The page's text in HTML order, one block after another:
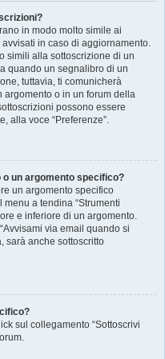
in modo molto simile ai
in caso di aggiornamento.
simili alla sottoscrizione di un
quando un segnalibro di un
tuttavia, ti comunicherà
argomento o in un forum della
possono essere
alla voce “Preferenze”.
un argomento specifico?
un argomento specifico
a tendina “Strumenti
e inferiore di un argomento.
via email quando si
sarà anche sottoscritto
sul collegamento “Sottoscrivi